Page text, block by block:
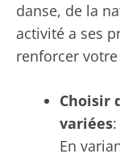
danse, de la
activité a ses
renforcer
Choisir
variées
En